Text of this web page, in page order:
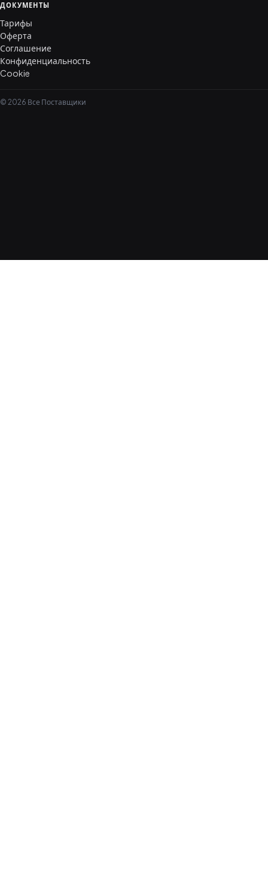
ДОКУМЕНТЫ
Тарифы
Оферта
Соглашение
Конфиденциальность
Cookie
© 2026 Все Поставщики